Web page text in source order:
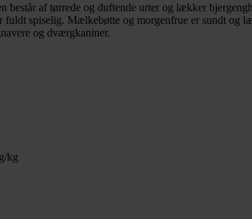
af tørrede og duftende urter og lækker
spiselig. Mælkebøtte og morgenfrue er sundt og
og dværgkaniner.
kg